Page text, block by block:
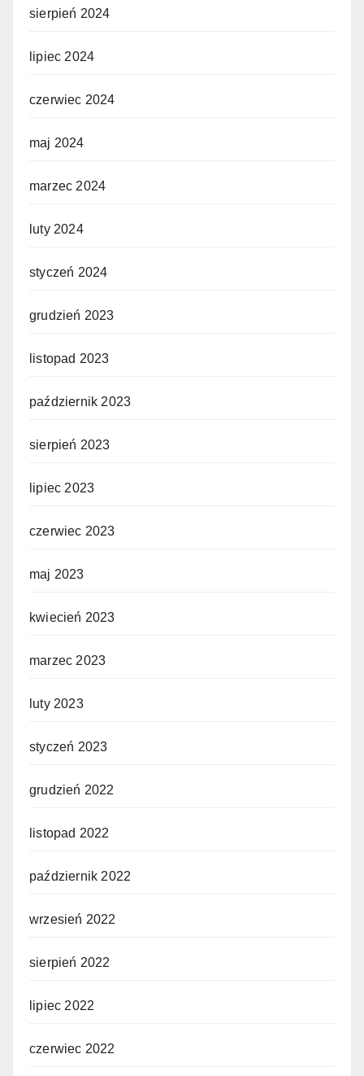
sierpień 2024
lipiec 2024
czerwiec 2024
maj 2024
marzec 2024
luty 2024
styczeń 2024
grudzień 2023
listopad 2023
październik 2023
sierpień 2023
lipiec 2023
czerwiec 2023
maj 2023
kwiecień 2023
marzec 2023
luty 2023
styczeń 2023
grudzień 2022
listopad 2022
październik 2022
wrzesień 2022
sierpień 2022
lipiec 2022
czerwiec 2022